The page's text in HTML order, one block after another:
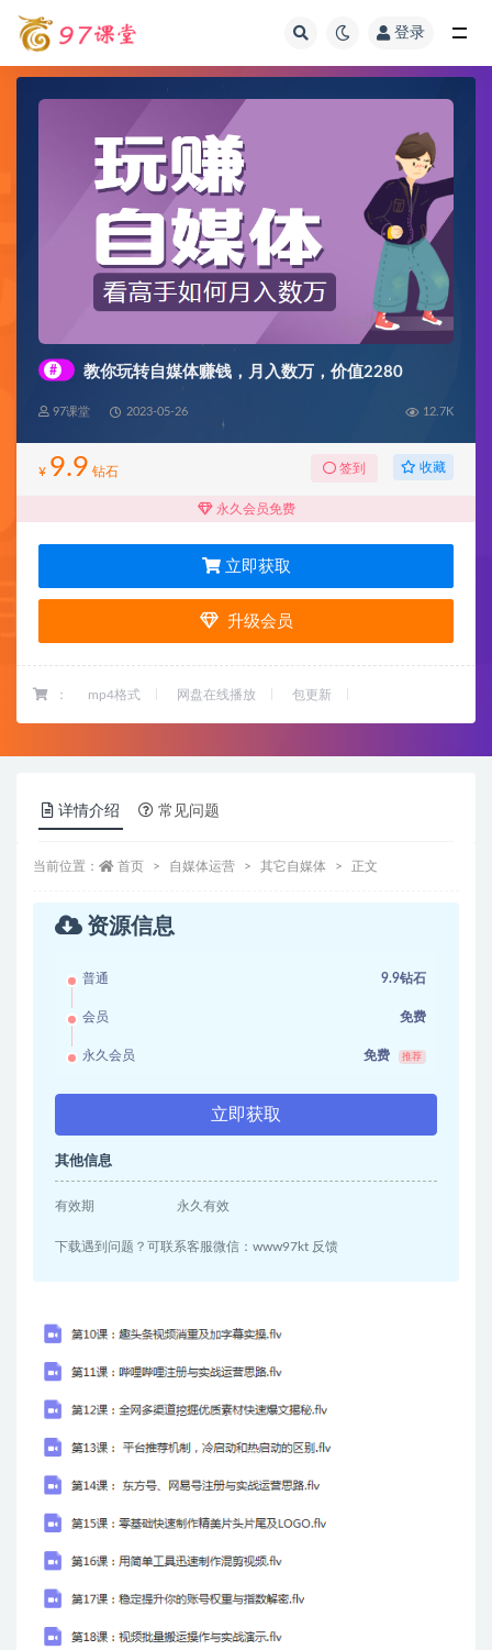
登录
# 教你玩转自媒体赚钱，月入数万，价值2280
97课堂 2023-05-26 12.7K
¥ 9.9 钻石 签到 收藏
永久会员免费
立即获取
升级会员
： mp4格式 网盘在线播放 包更新
详情介绍 常见问题
当前位置： 首页 自媒体运营 其它自媒体 正文
资源信息
普通 9.9钻石
会员 免费
永久会员 免费 推荐
立即获取
其他信息
有效期 永久有效
下载遇到问题？可联系客服微信：www97kt 反馈